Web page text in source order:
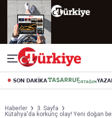
SON DAKİKA
Haberler
3. Sayfa
Kütahya'da korkunç olay! Yeni doğan